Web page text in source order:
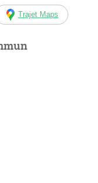
Trajet Maps